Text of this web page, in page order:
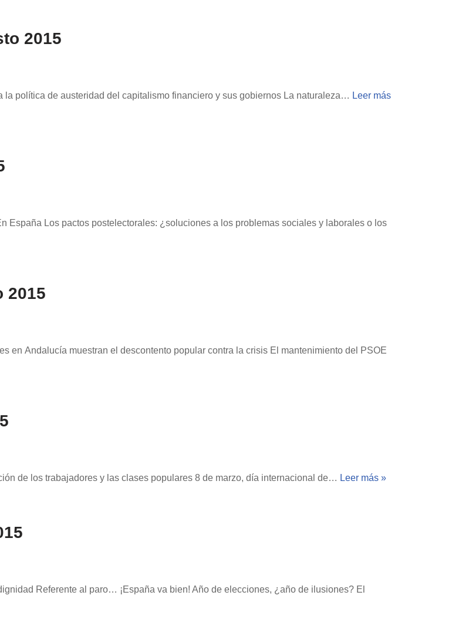
2015
política de austeridad del capitalismo financiero y sus gobiernos La naturaleza… Leer más
España Los pactos postelectorales: ¿soluciones a los problemas sociales y laborales o los
2015
en Andalucía muestran el descontento popular contra la crisis El mantenimiento del PSOE
de los trabajadores y las clases populares 8 de marzo, día internacional de… Leer más »
Referente al paro… ¡España va bien! Año de elecciones, ¿año de ilusiones? El